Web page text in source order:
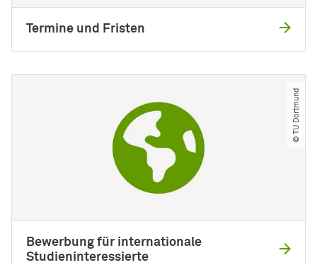
Termine und Fristen
© TU Dortmund
Bewerbung für internationale
Studieninteressierte